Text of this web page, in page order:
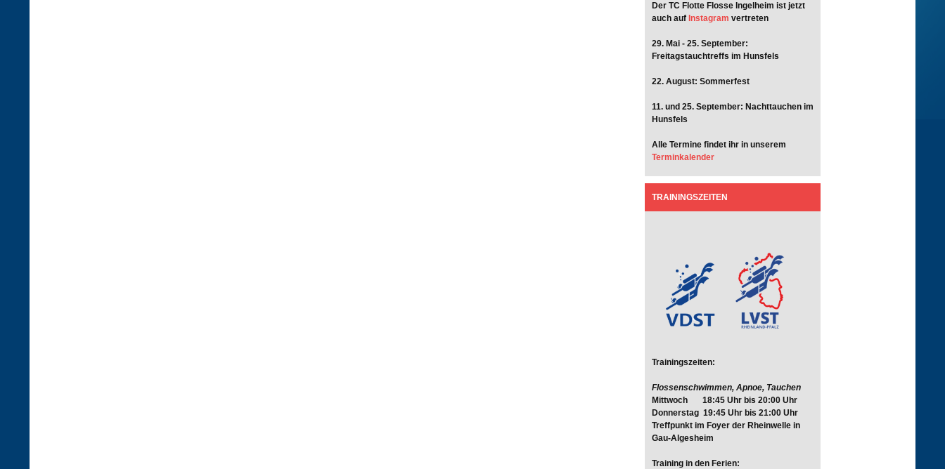
Der TC Flotte Flosse Ingelheim ist jetzt
auch auf Instagram vertreten
29. Mai - 25. September:
Freitagstauchtreffs im Hunsfels
22. August: Sommerfest
11. und 25. September: Nachttauchen im
Hunsfels
Alle Termine findet ihr in unserem
Terminkalender
TRAININGSZEITEN
Trainingszeiten:
Flossenschwimmen, Apnoe, Tauchen
Mittwoch 18:45 Uhr bis 20:00 Uhr
Donnerstag 19:45 Uhr bis 21:00 Uhr
Treffpunkt im Foyer der Rheinwelle in
Gau-Algesheim
Training in den Ferien: